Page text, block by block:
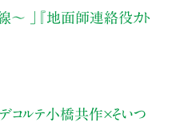
〜 」
『地面師連絡役カト
コルテ小橋共作×そいつ